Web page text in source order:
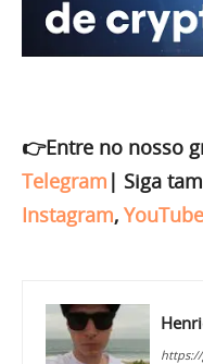
👉Entre no nosso
Telegram | Siga
Instagram, YouTube